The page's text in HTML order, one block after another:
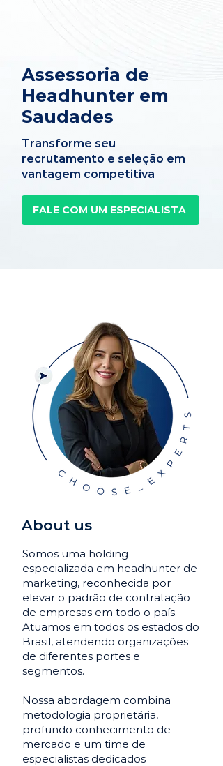
Assessoria de
Headhunter em
Saudades
Transforme seu
recrutamento e seleção em
vantagem competitiva
FALE COM UM ESPECIALISTA
About us
Somos uma holding
especializada em headhunter de
marketing, reconhecida por
elevar o padrão de contratação
de empresas em todo o país.
Atuamos em todos os estados do
Brasil, atendendo organizações
de diferentes portes e
segmentos.
Nossa abordagem combina
metodologia proprietária,
profundo conhecimento de
mercado e um time de
especialistas dedicados